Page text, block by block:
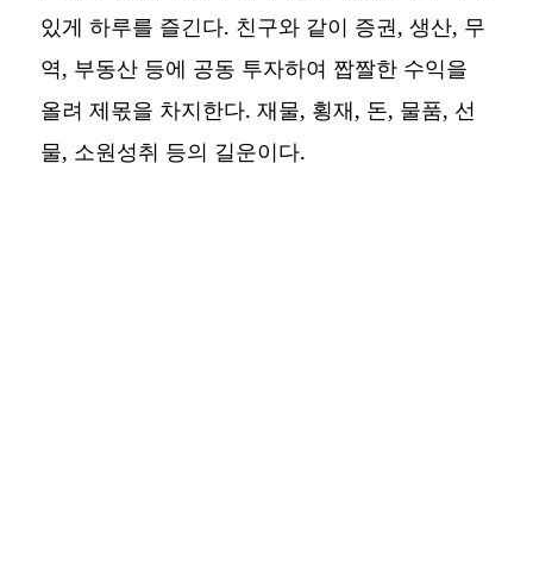
있게 하루를 즐긴다. 친구와 같이 증권, 생산, 무
역, 부동산 등에 공동 투자하여 짭짤한 수익을
올려 제몫을 차지한다. 재물, 횡재, 돈, 물품, 선
물, 소원성취 등의 길운이다.